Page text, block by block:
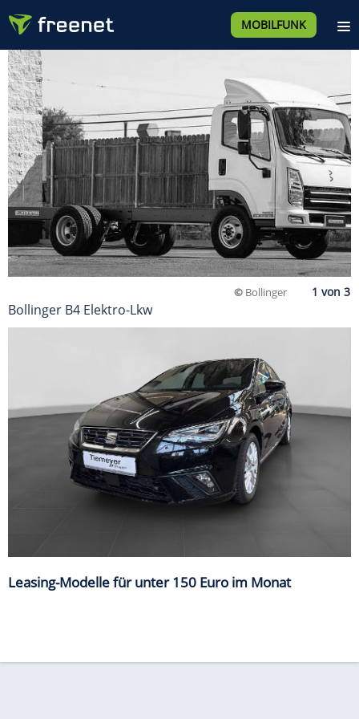
MOBILFUNK
© Bollinger
Bollinger B4 Elektro-Lkw
Leasing-Modelle für unter 150 Euro im Monat